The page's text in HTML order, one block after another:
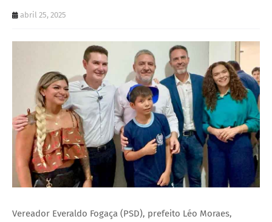
abril 25, 2025
Vereador Everaldo Fogaça (PSD), prefeito Léo Moraes,